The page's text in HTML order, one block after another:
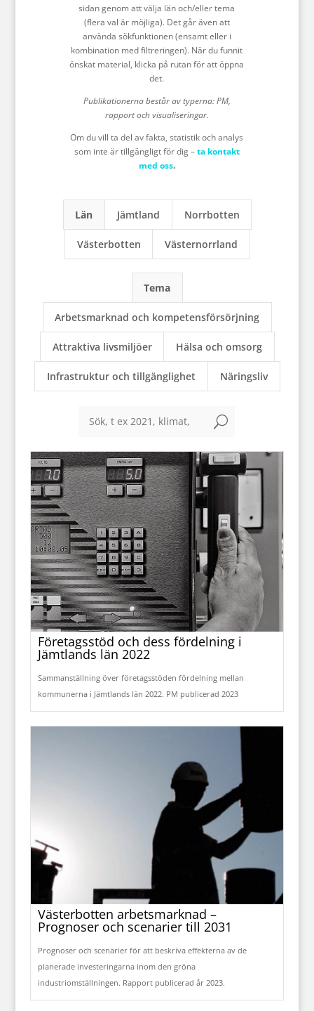
sidan genom att välja län och/eller tema
(flera val är möjliga). Det går även att
använda sökfunktionen (ensamt eller i
kombination med filtreringen). När du funnit
önskat material, klicka på rutan för att öppna
det.
Publikationerna består av typerna: PM,
rapport och visualiseringar.
Om du vill ta del av fakta, statistik och analys
som inte är tillgängligt för dig –ta kontakt
med oss.
Län Jämtland Norrbotten
Västerbotten Västernorrland
Tema
Arbetsmarknad och kompetensförsörjning
Attraktiva livsmiljöer Hälsa och omsorg
Infrastruktur och tillgänglighet Näringsliv
U
Företagsstöd och dess fördelning i
Jämtlands län 2022
Sammanställning över företagsstöden fördelning mellan
kommunerna i Jämtlands län 2022. PM publicerad 2023
Västerbotten arbetsmarknad –
Prognoser och scenarier till 2031
Prognoser och scenarier för att beskriva effekterna av de
planerade investeringarna inom den gröna
industriomställningen. Rapport publicerad år 2023.